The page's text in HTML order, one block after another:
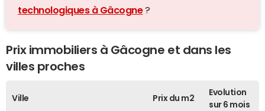
technologiques à Gâcogne?
Prix immobiliers à Gâcogne et dans les
villes proches
Ville Prix du m2
Evolution
sur 6 mois